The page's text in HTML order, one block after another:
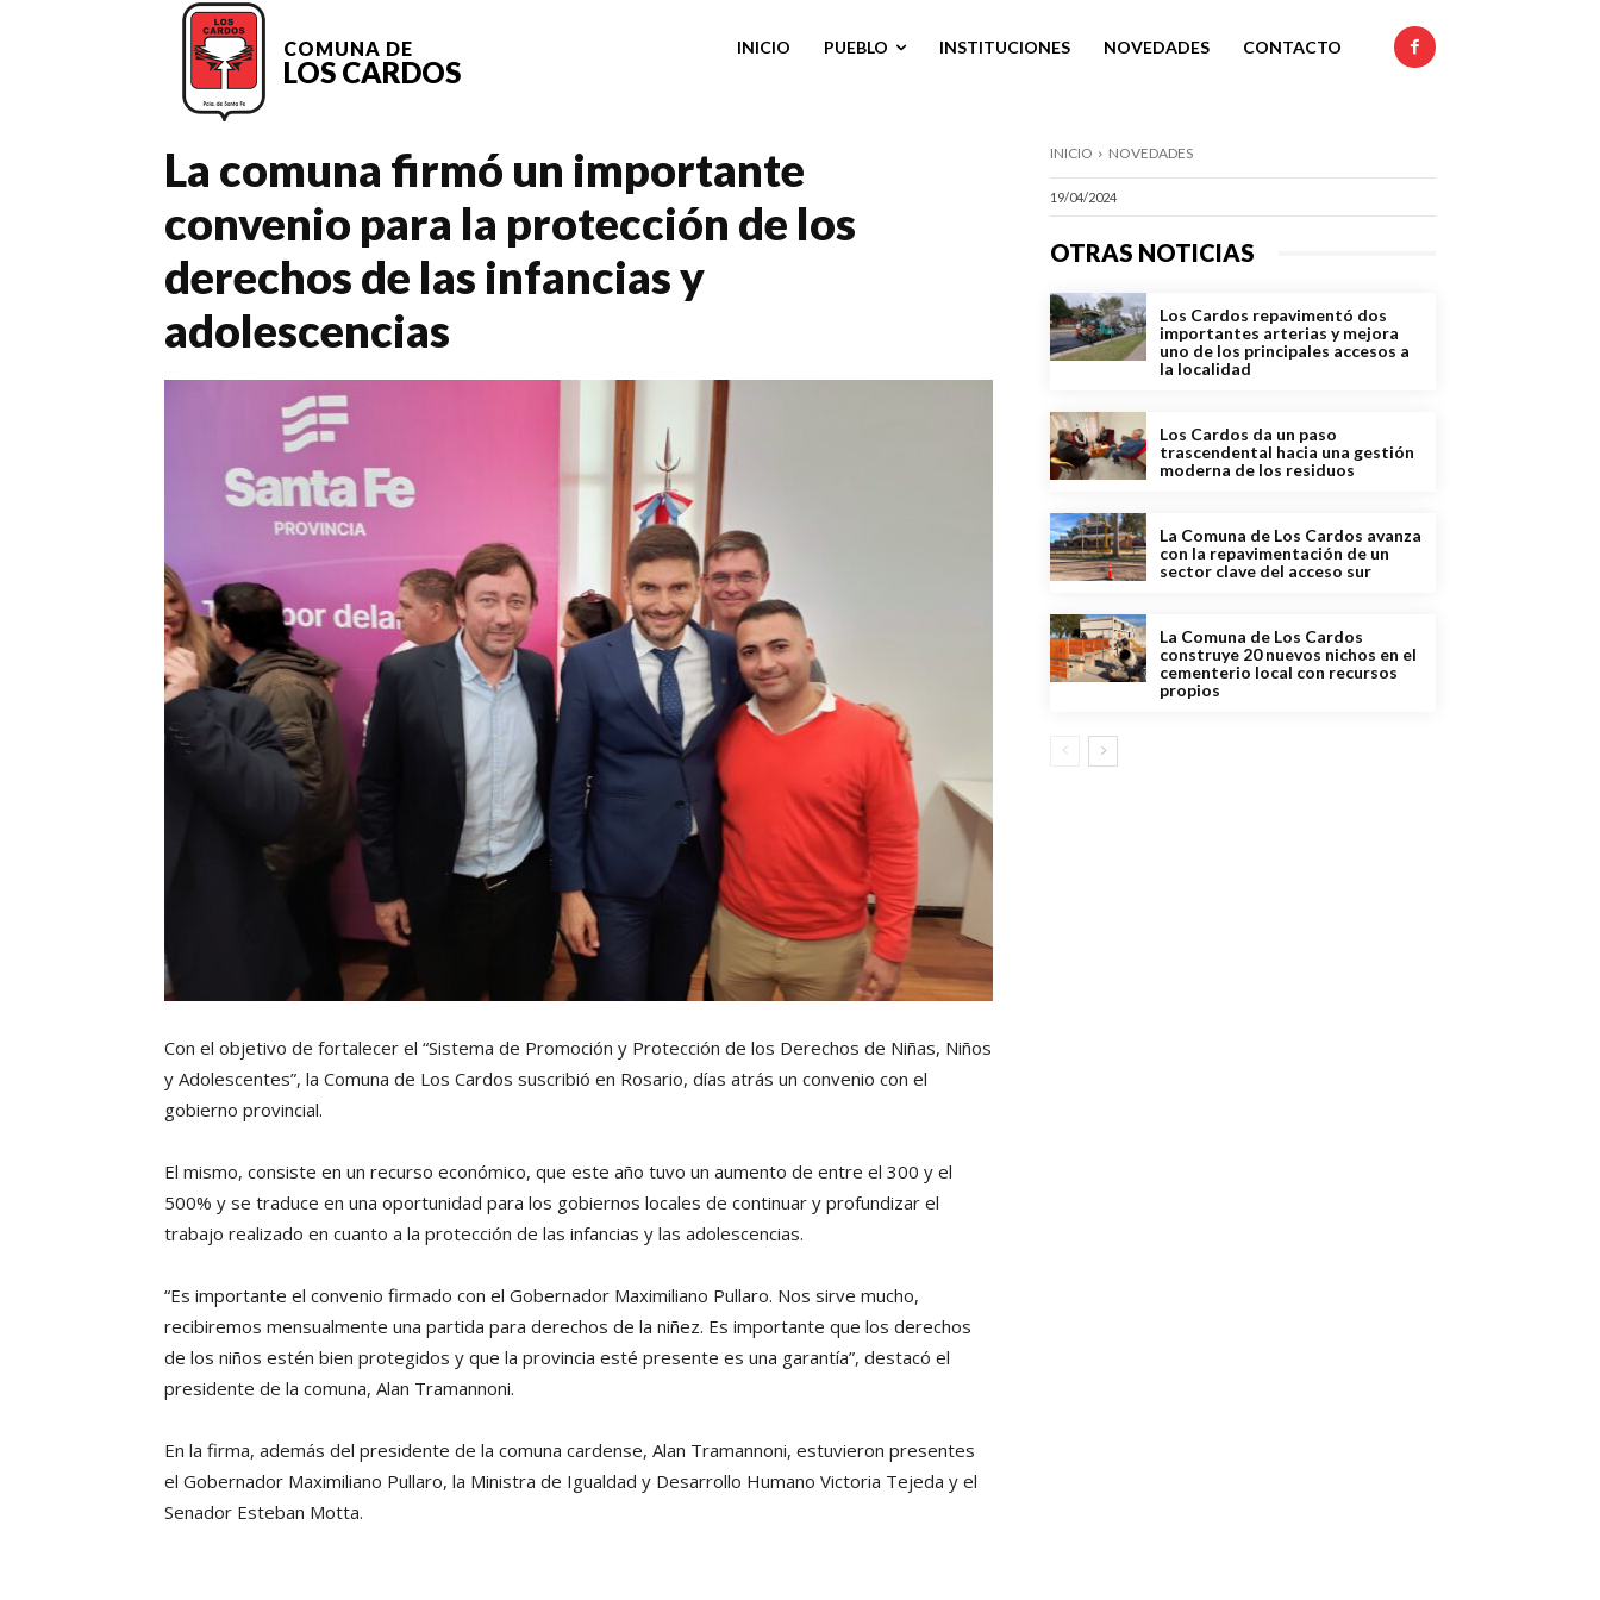
COMUNA DE
LOS CARDOS
INICIO PUEBLO INSTITUCIONES NOVEDADES CONTACTO
La comuna firmó un importante
convenio para la protección de los
derechos de las infancias y
adolescencias
Con el objetivo de fortalecer el “Sistema de Promoción y Protección de los Derechos de Niñas, Niños
y Adolescentes”, la Comuna de Los Cardos suscribió en Rosario, días atrás un convenio con el
gobierno provincial.
El mismo, consiste en un recurso económico, que este año tuvo un aumento de entre el 300 y el
500% y se traduce en una oportunidad para los gobiernos locales de continuar y profundizar el
trabajo realizado en cuanto a la protección de las infancias y las adolescencias.
“Es importante el convenio firmado con el Gobernador Maximiliano Pullaro. Nos sirve mucho,
recibiremos mensualmente una partida para derechos de la niñez. Es importante que los derechos
de los niños estén bien protegidos y que la provincia esté presente es una garantía”, destacó el
presidente de la comuna, Alan Tramannoni.
En la firma, además del presidente de la comuna cardense, Alan Tramannoni, estuvieron presentes
el Gobernador Maximiliano Pullaro, la Ministra de Igualdad y Desarrollo Humano Victoria Tejeda y el
Senador Esteban Motta.
INICIO NOVEDADES
19/04/2024
OTRAS NOTICIAS
Los Cardos repavimentó dos
importantes arterias y mejora
uno de los principales accesos a
la localidad
Los Cardos da un paso
trascendental hacia una gestión
moderna de los residuos
La Comuna de Los Cardos avanza
con la repavimentación de un
sector clave del acceso sur
La Comuna de Los Cardos
construye 20 nuevos nichos en el
cementerio local con recursos
propios